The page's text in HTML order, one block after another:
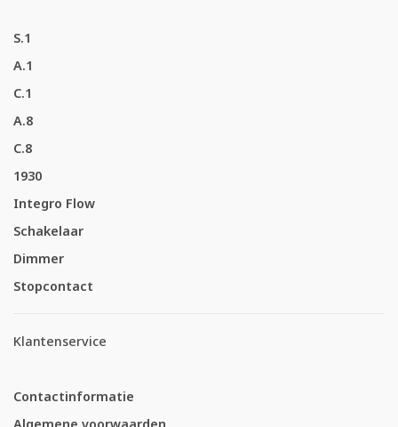
S.1
A.1
C.1
A.8
C.8
1930
Integro Flow
Schakelaar
Dimmer
Stopcontact
Klantenservice
Contactinformatie